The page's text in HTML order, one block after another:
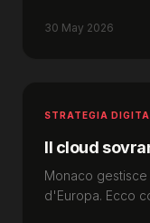
30 May 2026
STRATEGIA
Il cloud
Monaco
d'Europa. Ecco